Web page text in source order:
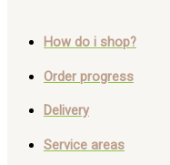
How do i shop?
Order progress
Delivery
Service areas